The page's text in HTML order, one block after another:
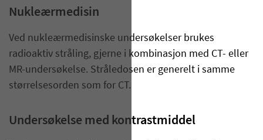
Nukleærmedisin
Ved nukleærmedisinske undersøkelser brukes
radioaktiv stråling, gjerne i kombinasjon med CT- eller
MR-undersøkelse. Stråledosen er generelt i samme
størrelsesorden som for CT.
Undersøkelse med kontrastmiddel